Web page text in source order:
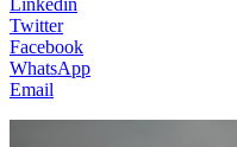
Twitter
Facebook
WhatsApp
Email